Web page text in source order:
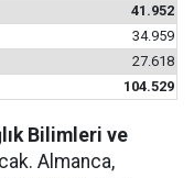
41.952
34.959
27.618
104.529
Bilimleri ve
Almanca,